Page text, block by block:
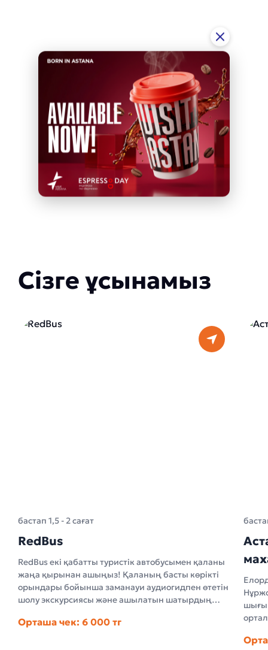
Сізге ұсынамыз
бастап 1,5 - 2 сағат
RedBus
RedBus екі қабатты туристік автобусымен қаланы
жаңа қырынан ашыңыз! Қаланың басты көрікті
орындары бойынша заманауи аудиогидпен өтетін
шолу экскурсиясы және ашылатын шатырдың
әсерлі саяхат.
Орташа чек: 6 000 тг